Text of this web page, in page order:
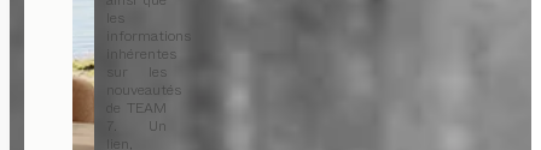
les
informations
inhérentes
sur les
nouveautés
de TEAM
7. Un
lien,